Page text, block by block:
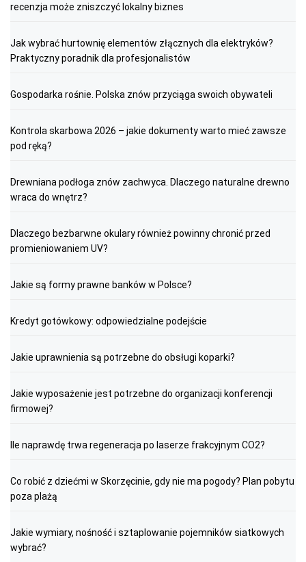
recenzja może zniszczyć lokalny biznes
Jak wybrać hurtownię elementów złącznych dla elektryków?
Praktyczny poradnik dla profesjonalistów
Gospodarka rośnie. Polska znów przyciąga swoich obywateli
Kontrola skarbowa 2026 – jakie dokumenty warto mieć zawsze
pod ręką?
Drewniana podłoga znów zachwyca. Dlaczego naturalne drewno
wraca do wnętrz?
Dlaczego bezbarwne okulary również powinny chronić przed
promieniowaniem UV?
Jakie są formy prawne banków w Polsce?
Kredyt gotówkowy: odpowiedzialne podejście
Jakie uprawnienia są potrzebne do obsługi koparki?
Jakie wyposażenie jest potrzebne do organizacji konferencji
firmowej?
Ile naprawdę trwa regeneracja po laserze frakcyjnym CO2?
Co robić z dziećmi w Skorzęcinie, gdy nie ma pogody? Plan pobytu
poza plażą
Jakie wymiary, nośność i sztaplowanie pojemników siatkowych
wybrać?